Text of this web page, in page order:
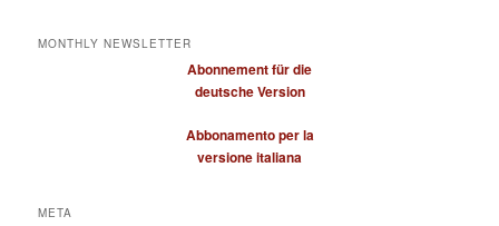
MONTHLY NEWSLETTER
Abonnement für die
deutsche Version
Abbonamento per la
versione italiana
META